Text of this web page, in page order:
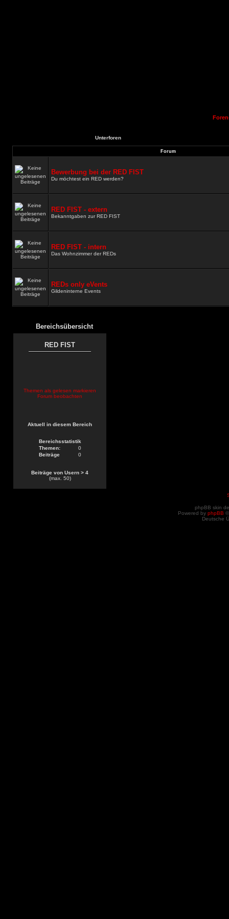
Unterforen
Forum
Bewerbung bei der RED FIST
Du möchtest ein RED werden?
RED FIST - extern
Bekanntgaben zur RED FIST
RED FIST - intern
Das Wohnzimmer der REDs
REDs only eVents
Gildeninterne Events
Bereichsübersicht
RED FIST
Themen als gelesen markieren
Forum beobachten
Aktuell in diesem Bereich
Bereichsstatistik
Themen:
0
Beiträge
0
Beiträge von Usern > 4
(max. 50)
phpBB skin
Powered by phpBB
Deutsche